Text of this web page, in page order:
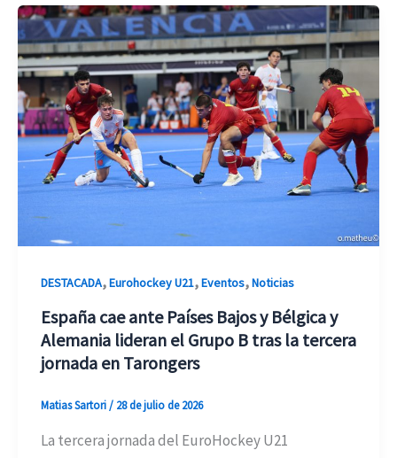
DESTACADA,Eurohockey U21,Eventos,Noticias
España cae ante Países Bajos y Bélgica y
Alemania lideran el Grupo B tras la tercera
jornada en Tarongers
Matias Sartori/ 28 de julio de 2026
La tercera jornada del EuroHockey U21